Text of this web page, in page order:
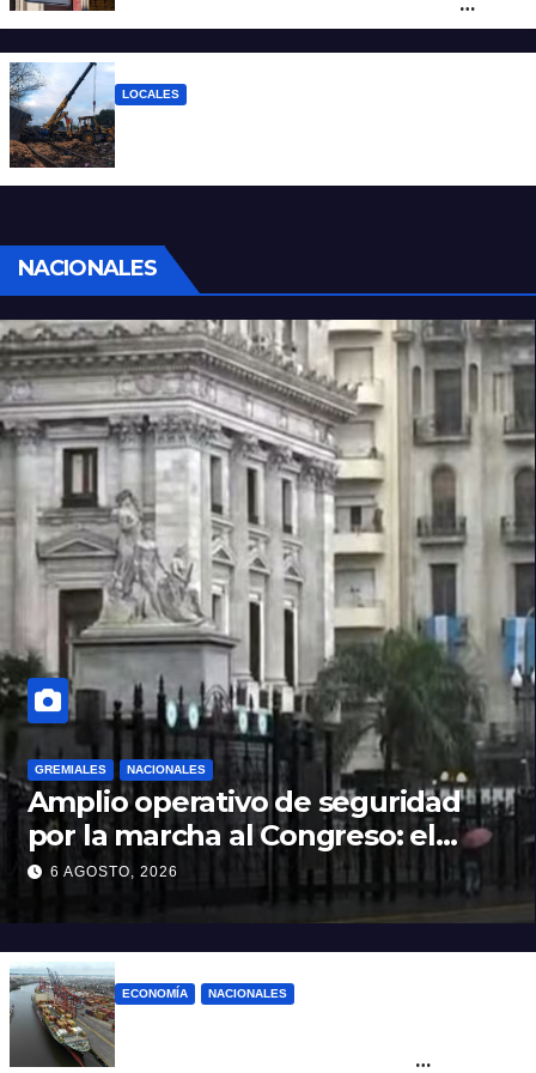
protesta
LOCALES
NACIONALES
GREMIALES NACIONALES
Amplio operativo de seguridad
por la marcha al Congreso: el
mapa de los cortes y desvíos
6 AGOSTO, 2026
ECONOMÍA NACIONALES